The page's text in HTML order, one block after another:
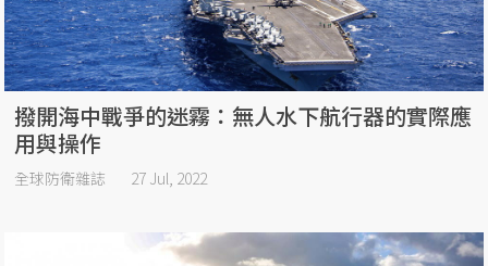
撥開海中戰爭的迷霧：無人水下航行器的實際應
用與操作
全球防衛雜誌 27 Jul, 2022